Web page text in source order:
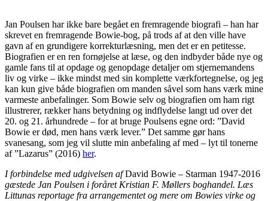
Jan Poulsen har ikke bare begået en fremragende biografi – han har
skrevet en fremragende Bowie-bog, på trods af at den ville have
gavn af en grundigere korrekturlæsning, men det er en petitesse.
Biografien er en ren fornøjelse at læse, og den indbyder både nye og
gamle fans til at opdage og genopdage detaljer om stjernemandens
liv og virke – ikke mindst med sin komplette værkfortegnelse, og jeg
kan kun give både biografien om manden såvel som hans værk mine
varmeste anbefalinger. Som Bowie selv og biografien om ham rigt
illustrerer, rækker hans betydning og indflydelse langt ud over det
20. og 21. århundrede – for at bruge Poulsens egne ord: ”David
Bowie er død, men hans værk lever.” Det samme gør hans
svanesang, som jeg vil slutte min anbefaling af med – lyt til tonerne
af ”Lazarus” (2016) her.
I forbindelse med udgivelsen afDavid Bowie – Starman 1947-2016
gæstede Jan Poulsen i foråret Kristian F. Møllers boghandel. Læs
Littunas reportage fra arrangementet og mere om Bowies virke og